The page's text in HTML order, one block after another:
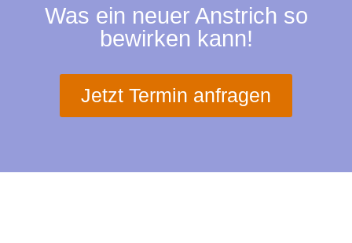
Was ein neuer Anstrich so
bewirken kann!
Jetzt Termin anfragen